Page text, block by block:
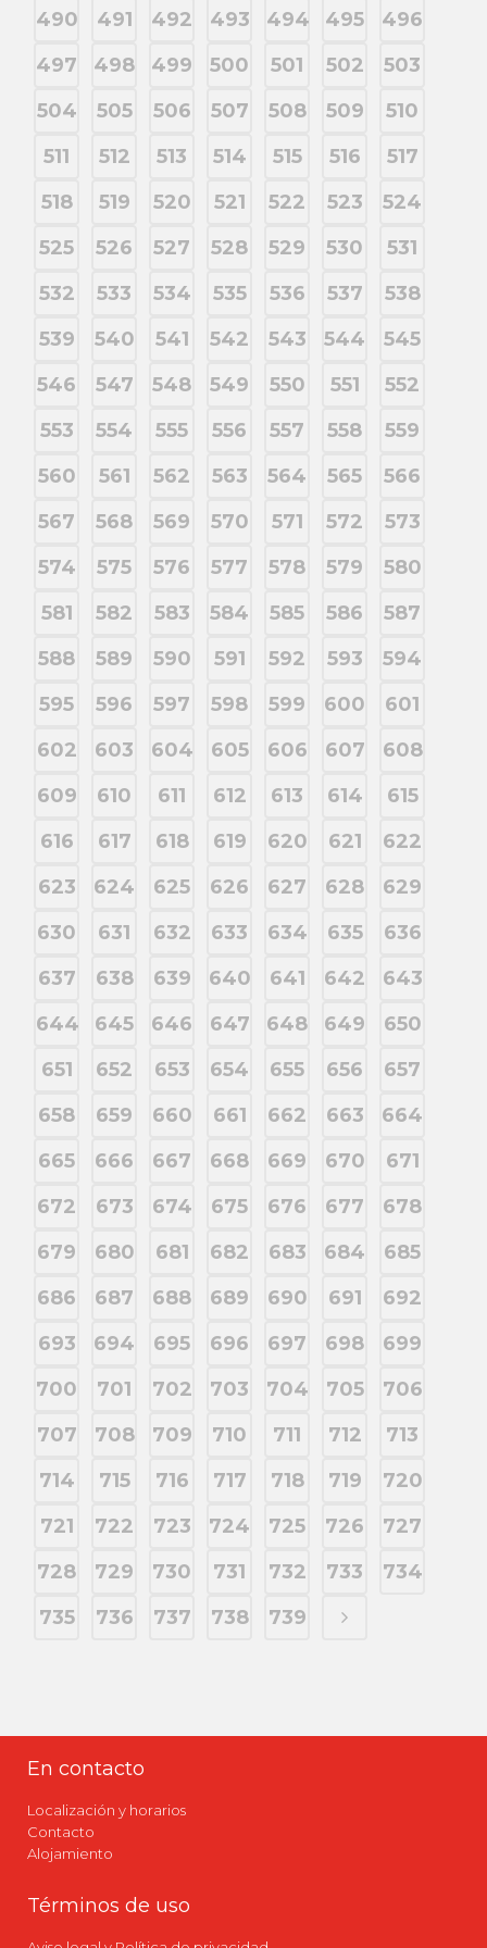
490 491 492 493 494 495
496
497
498 499 500 501 502
503
504
505 506 507 508 509
510
511
512 513 514 515 516
517
518
519 520 521 522 523
524
525
526 527 528 529 530
531
532
533 534 535 536 537
538
539
540 541 542 543 544
545
546
547 548 549 550 551
552
553
554 555 556 557 558
559
560
561 562 563 564 565
566
567
568 569 570 571 572
573
574
575 576 577 578 579
580
581
582 583 584 585 586
587
588
589 590 591 592 593
594
595
596 597 598 599 600
601
602
603 604 605 606 607
608
609
610 611 612 613 614
615
616
617 618 619 620 621
622
623
624 625 626 627 628
629
630
631 632 633 634 635
636
637
638 639 640 641 642
643
644
645 646 647 648 649
650
651
652 653 654 655 656
657
658
659 660 661 662 663
664
665
666 667 668 669 670
671
672
673 674 675 676 677
678
679
680 681 682 683 684
685
686
687 688 689 690 691
692
693
694 695 696 697 698
699
700
701 702 703 704 705
706
707
708 709 710 711 712
713
714
715 716 717 718 719
720
721
722 723 724 725 726
727
728
729 730 731 732 733
734
735
736 737 738 739
En contacto
Localización y horarios
Contacto
Alojamiento
Términos de uso